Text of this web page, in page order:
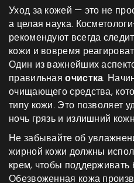
Уход за кожей — это не
а целая наука.
рекомендуют всегда
кожи и вовремя
Один из важнейших
правильнаяочистка.
очищающего средства,
типу кожи. Это позволяет
ночь грязь и излишний
Не забывайте об
жирной кожи должны
крем, чтобы поддерживать
Обезвоженная кожа